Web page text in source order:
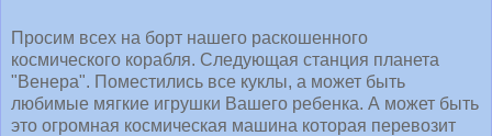
Просим всех на борт нашего раскошенного
космического корабля. Следующая станция планета
"Венера". Поместились все куклы, а может быть
любимые мягкие игрушки Вашего ребенка. А может быть
это огромная космическая машина которая перевозит